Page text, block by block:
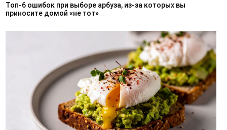
Топ-6 ошибок при выборе арбуза, из-за которых вы
приносите домой «не тот»